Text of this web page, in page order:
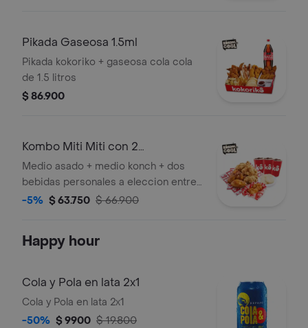
Pikada Gaseosa 1.5ml
Pikada kokoriko + gaseosa cola cola
de 1.5 litros
$ 86.900
Kombo Miti Miti con 2
Acompanamientos
Medio asado + medio konch + dos
bebidas personales a eleccion entre:
gaseosa de 400 ml - agua
-5% $ 63.750 $ 66.900
Happy hour
Cola y Pola en lata 2x1
Cola y Pola en lata 2x1
-50% $ 9900 $ 19.800